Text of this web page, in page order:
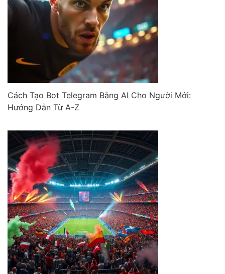
Cách Tạo Bot Telegram Bằng AI Cho Người Mới:
Hướng Dẫn Từ A-Z